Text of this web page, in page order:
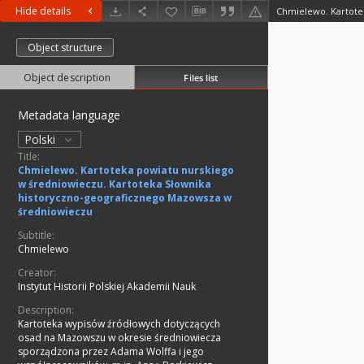
Hide details
Object structure
Object description Files list
Metadata language
Polski
Title:
Chmielewo. Kartoteka powiatu nurskiego
w średniowieczu. Kartoteka Słownika
historyczno-geograficznego Mazowsza w
średniowieczu
Subtitle:
Chmielewo
Creator:
Instytut Historii Polskiej Akademii Nauk
Description:
Kartoteka wypisów źródłowych dotyczących
osad na Mazowszu w okresie średniowiecza
sporządzona przez Adama Wolffa i jego